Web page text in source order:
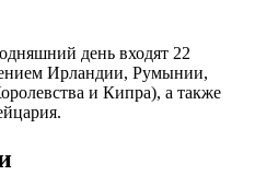
день входят 22
Ирландии, Румынии,
и Кипра), а также